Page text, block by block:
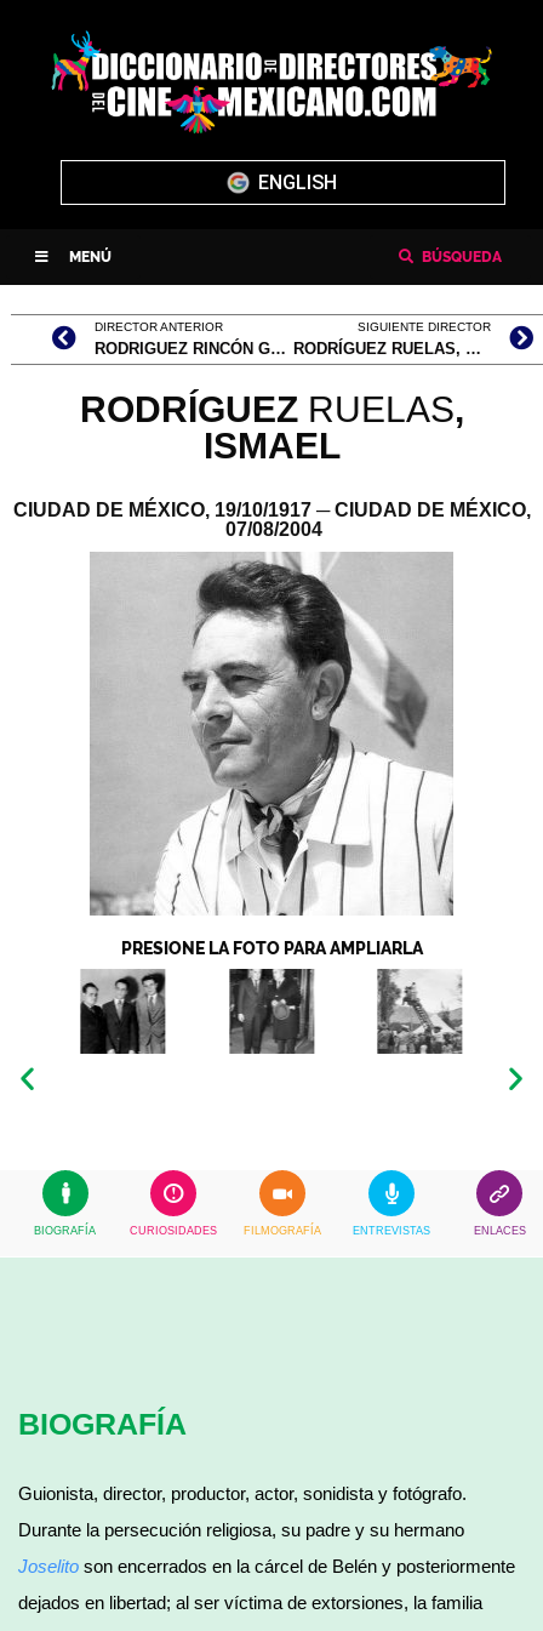
ENGLISH
MENÚ BÚSQUEDA
DIRECTOR ANTERIOR
RODRIGUEZ RINCÓN GALLARDO, JOAQUÍN / ALEXA MAKKY
SIGUIENTE DIRECTOR
RODRÍGUEZ RUELAS, ROBERTO
RODRÍGUEZRUELAS,
ISMAEL
CIUDAD DE MÉXICO, 19/10/1917 ─ CIUDAD DE MÉXICO,
07/08/2004
PRESIONE LA FOTO PARA AMPLIARLA
BIOGRAFÍA CURIOSIDADES FILMOGRAFÍA ENTREVISTAS ENLACES
BIOGRAFÍA
Guionista, director, productor, actor, sonidista y fotógrafo.
Durante la persecución religiosa, su padre y su hermano
Joselito son encerrados en la cárcel de Belén y posteriormente
dejados en libertad; al ser víctima de extorsiones, la familia